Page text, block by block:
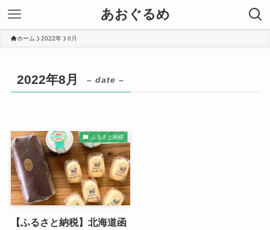
あおぐるめ
ホーム 2022年 8月
2022年8月 – date –
ふるさと納税
【ふるさと納税】北海道函